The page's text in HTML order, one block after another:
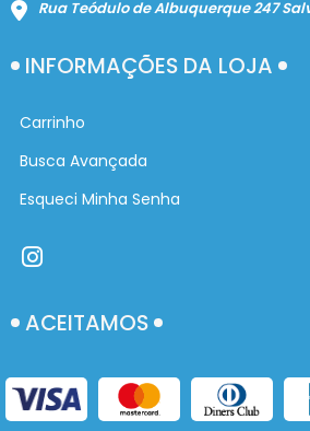
Rua Teódulo de Albuquerque 247
INFORMAÇÕES DA LOJA
Carrinho
Busca Avançada
Esqueci Minha Senha
ACEITAMOS